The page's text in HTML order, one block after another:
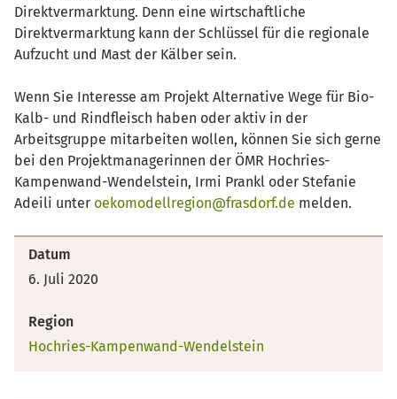
Direktvermarktung. Denn eine wirtschaftliche
Direktvermarktung kann der Schlüssel für die regionale
Aufzucht und Mast der Kälber sein.
Wenn Sie Interesse am Projekt Alternative Wege für Bio-
Kalb- und Rindfleisch haben oder aktiv in der
Arbeitsgruppe mitarbeiten wollen, können Sie sich gerne
bei den Projektmanagerinnen der ÖMR Hochries-
Kampenwand-Wendelstein, Irmi Prankl oder Stefanie
Adeili unter oekomodellregion@frasdorf.de melden.
Datum
6. Juli 2020
Region
Hochries-Kampenwand-Wendelstein